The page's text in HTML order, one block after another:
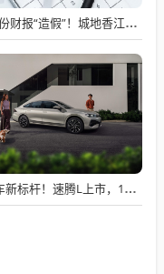
连续7份财报“造假”！城地香江被监管重锤，3名前高管遭追责，市值蒸发超10亿
A+轿车新标杆！速腾L上市，11.49万起配高速自动驾驶，空间堪比B级！